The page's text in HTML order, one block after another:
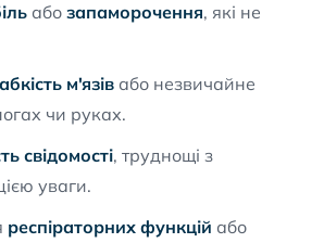
або запаморочення, які не
м'язів або незвичайне
чи руках.
свідомості, труднощі з
уваги.
респіраторних функцій або